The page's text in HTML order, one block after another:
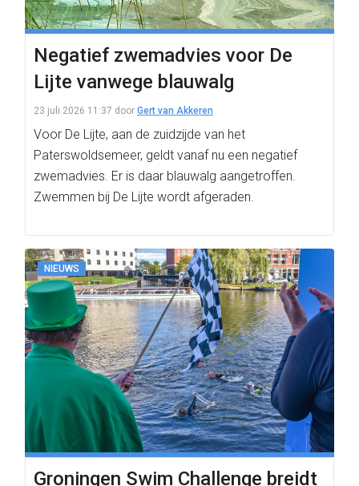
Negatief zwemadvies voor De
Lijte vanwege blauwalg
23 juli 2026 11:37 door Gert van Akkeren
Voor De Lijte, aan de zuidzijde van het
Paterswoldsemeer, geldt vanaf nu een negatief
zwemadvies. Er is daar blauwalg aangetroffen.
Zwemmen bij De Lijte wordt afgeraden.
NIEUWS
Groningen Swim Challenge breidt